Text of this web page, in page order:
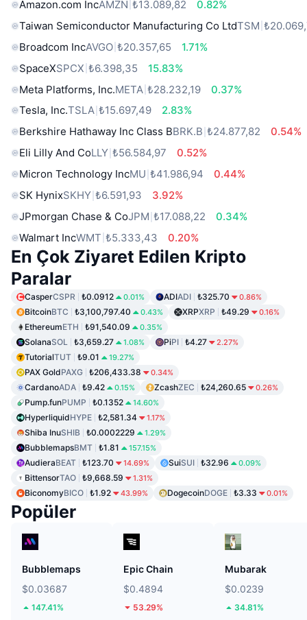
Amazon.com IncAMZN ₺13.089,82
0.82%
Taiwan Semiconductor Manufacturing Co LtdTSM
Broadcom IncAVGO ₺20.357,65
1.71%
SpaceXSPCX ₺6.398,35
15.83%
Meta Platforms, Inc.META ₺28.232,19
0.37%
Tesla, Inc.TSLA ₺15.697,49
2.83%
Berkshire Hathaway Inc Class BBRK.B ₺24.877,82
0.54%
Eli Lilly And CoLLY ₺56.584,97
0.52%
Micron Technology IncMU ₺41.986,94
0.44%
SK HynixSKHY ₺6.591,93
3.92%
JPmorgan Chase & CoJPM ₺17.088,22
0.34%
Walmart IncWMT ₺5.333,43 0.20%
En Çok Ziyaret Edilen Kripto
Paralar
CasperCSPR ₺0.0912 0.01% ADIADI ₺325.70 0.86%
BitcoinBTC ₺3,100,797.40 0.43% XRPXRP ₺49.29 0.16%
EthereumETH ₺91,540.09 0.35%
SolanaSOL ₺3,659.27 1.08% PiPI ₺4.27 2.27%
TutorialTUT ₺9.01 19.27%
PAX GoldPAXG ₺206,433.38 0.34%
CardanoADA ₺9.42 0.15% ZcashZEC ₺24,260.65 0.26%
Pump.funPUMP ₺0.1352 14.60%
HyperliquidHYPE ₺2,581.34 1.17%
Shiba InuSHIB ₺0.0002229 1.29%
BubblemapsBMT ₺1.81 157.15%
AudieraBEAT ₺123.70 14.69% SuiSUI ₺32.96 0.09%
BittensorTAO ₺9,668.59 1.31%
BiconomyBICO ₺1.92 43.99% DogecoinDOGE ₺3.33 0.01%
Popüler
Bubblemaps
$0.03687
147.41%
Epic Chain
$0.4894
53.29%
Mubarak
$0.0239
34.81%